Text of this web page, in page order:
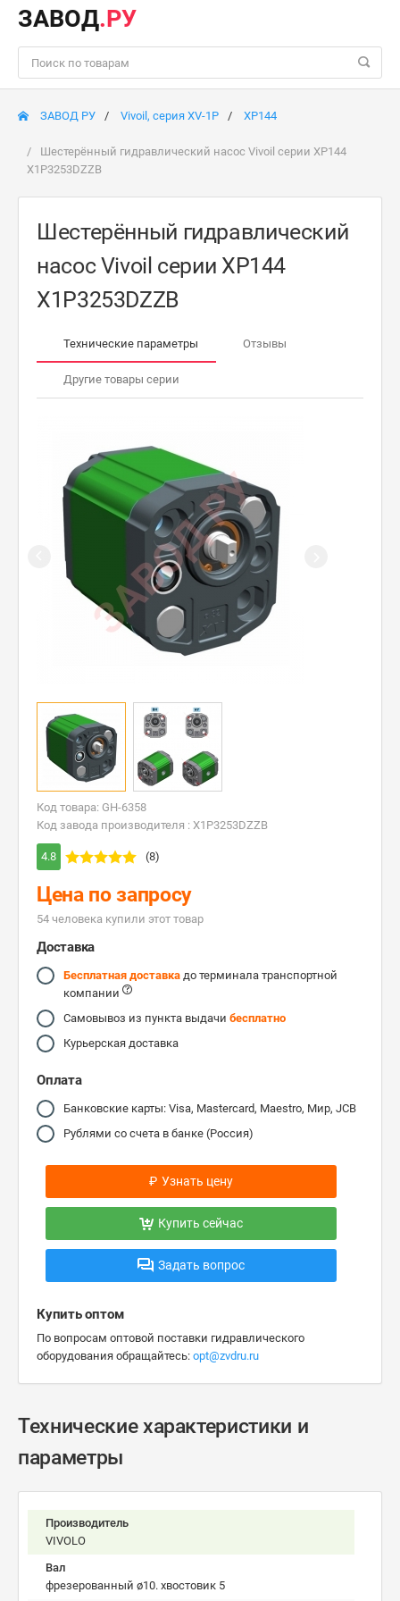
ЗАВОД.РУ
ЗАВОД РУ Vivoil, серия XV-1P XP144
Шестерённый гидравлический насос Vivoil серии XP144
X1P3253DZZB
Шестерённый гидравлический
насос Vivoil серии XP144
X1P3253DZZB
Технические параметры Отзывы
Другие товары серии
Код товара: GH-6358
Код завода производителя : X1P3253DZZB
4.8 (8)
Цена по запросу
54 человекa купили этот товар
Доставка
Бесплатная доставка до терминала транспортной
компании
Самовывоз из пункта выдачи бесплатно
Курьерская доставка
Оплата
Банковские карты: Visa, Mastercard, Maestro, Мир, JCB
Рублями со счета в банке (Россия)
₽ Узнать цену
Купить сейчас
Задать вопрос
Купить оптом
По вопросам оптовой поставки гидравлического
оборудования обращайтесь: opt@zvdru.ru
Технические характеристики и
параметры
Производитель
VIVOLO
Вал
фрезерованный ø10. хвостовик 5